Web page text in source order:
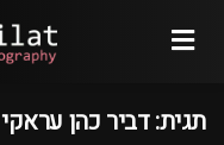
תגית:דביר כהן עראקי